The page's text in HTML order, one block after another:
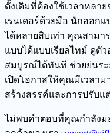
ดั้งเดิมที่ต้องใช้เวลาหลา
เรนเดอร์ด้วยมือ นักออก
ได้หลายสิบเท่า คุณสามา
แบบได้แบบเรียลไทม์ ดูตั
สมบูรณ์ได้ทันที ช่วยย่นระ
เปิดโอกาสให้คุณมีเวลา
สร้างสรรค์และการปรับ
ไม่พบคำตอบที่คุณกำลังม